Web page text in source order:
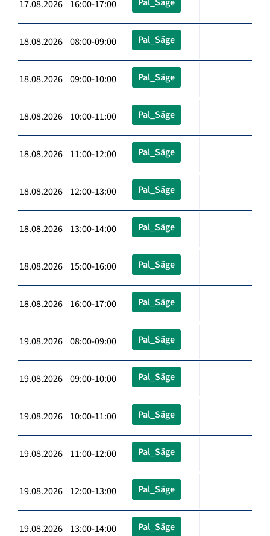
17.08.2026 16:00-17:00
18.08.2026 08:00-09:00 Pal_Säge
18.08.2026 09:00-10:00 Pal_Säge
18.08.2026 10:00-11:00 Pal_Säge
18.08.2026 11:00-12:00 Pal_Säge
18.08.2026 12:00-13:00 Pal_Säge
18.08.2026 13:00-14:00 Pal_Säge
18.08.2026 15:00-16:00 Pal_Säge
18.08.2026 16:00-17:00 Pal_Säge
19.08.2026 08:00-09:00 Pal_Säge
19.08.2026 09:00-10:00 Pal_Säge
19.08.2026 10:00-11:00 Pal_Säge
19.08.2026 11:00-12:00 Pal_Säge
19.08.2026 12:00-13:00 Pal_Säge
19.08.2026 13:00-14:00 Pal_Säge